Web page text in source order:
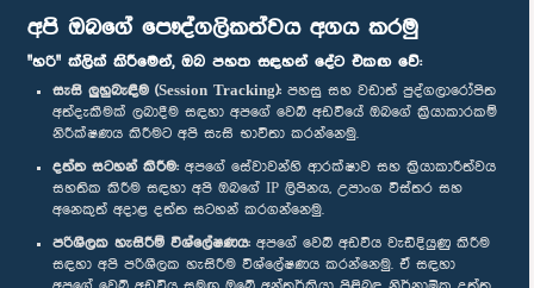
අපි ඔබගේ පෞද්ගලිකත්වය අගය කරමු
"හරි" ක්ලික් කිරීමෙන්, ඔබ පහත සඳහන් දේට එකඟ වේ:
සැසි ලුහුබැඳීම (Session Tracking): පහසු සහ වඩාත් පුද්ගලාරෝපිත
අත්දැකීමක් ලබාදීම සඳහා අපගේ වෙබ් අඩවියේ ඔබගේ ක්‍රියාකාරකම්
නිරීක්ෂණය කිරීමට අපි සැසි භාවිතා කරන්නෙමු.
දත්ත සටහන් කිරීම: අපගේ සේවාවන්හි ආරක්ෂාව සහ ක්‍රියාකාරීත්වය
සහතික කිරීම සඳහා අපි ඔබගේ IP ලිපිනය, උපාංග විස්තර සහ
අනෙකුත් අදාළ දත්ත සටහන් කරගන්නෙමු.
පරිශීලක හැසිරීම් විශ්ලේෂණය: අපගේ වෙබ් අඩවිය වැඩිදියුණු කිරීම
සඳහා අපි පරිශීලක හැසිරීම විශ්ලේෂණය කරන්නෙමු. ඒ සඳහා
පාර්ලිමේන්තු ජංගම යෙදුම
අප හා සම්බන්ධ වී සිටින්න :
සම්මාන